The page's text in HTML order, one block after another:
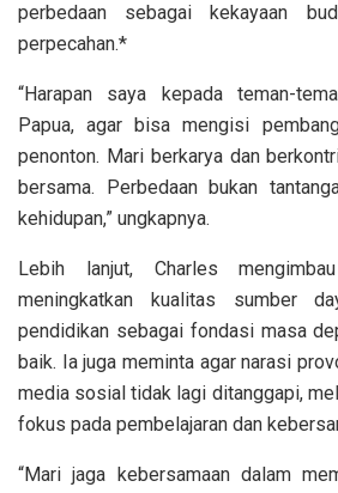
perbedaan sebagai kekayaan
perpecahan.*
“Harapan saya kepada teman-
Papua, agar bisa mengisi
penonton. Mari berkarya dan
bersama. Perbedaan bukan
kehidupan,” ungkapnya.
Lebih lanjut, Charles
meningkatkan kualitas sumber
pendidikan sebagai fondasi masa
baik. Ia juga meminta agar narasi
media sosial tidak lagi ditanggapi,
fokus pada pembelajaran dan
“Mari jaga kebersamaan dalam